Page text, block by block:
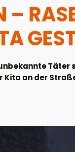
–
Täter
Kita an der